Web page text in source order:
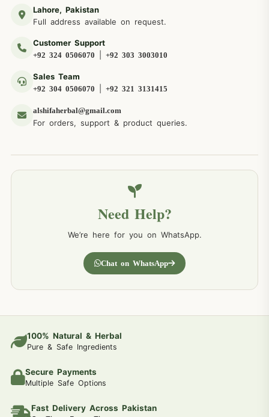
Lahore, Pakistan
Full address available on request.
Customer Support
+92 324 0506070 +92 303 3003010
Sales Team
+92 304 0506070 +92 321 3131415
alshifaherbal@gmail.com
For orders, support & product queries.
Need Help?
We’re here for you on WhatsApp.
Chat on WhatsApp
100% Natural & Herbal
Pure & Safe Ingredients
Secure Payments
Multiple Safe Options
Fast Delivery Across Pakistan